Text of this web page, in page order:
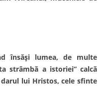
însăși lumea, de multe
strâmbă a istoriei” calcă
lui Hristos, cele sfinte